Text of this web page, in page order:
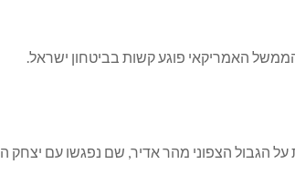
האמריקאי פוגע קשות בביטחון ישראל.
הגבול הצפוני מהר אדיר, שם נפגשו עם יצחק